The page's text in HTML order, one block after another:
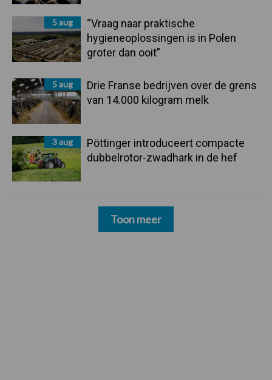
5 aug
“Vraag naar praktische
hygieneoplossingen is in Polen
groter dan ooit”
5 aug
Drie Franse bedrijven over de grens
van 14.000 kilogram melk
3 aug
Pöttinger introduceert compacte
dubbelrotor-zwadhark in de hef
Toon meer